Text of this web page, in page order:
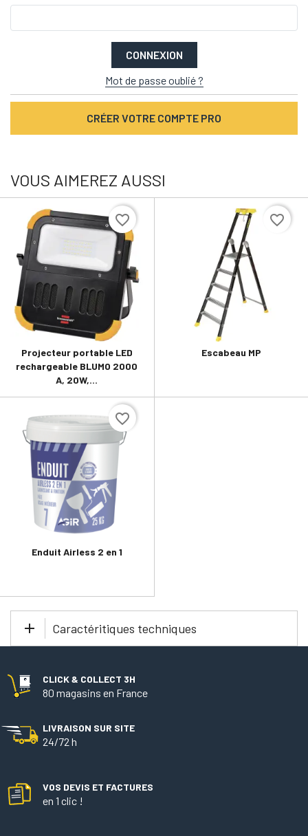
CONNEXION
Mot de passe oublié ?
CRÉER VOTRE COMPTE PRO
VOUS AIMEREZ AUSSI
Projecteur portable LED
rechargeable BLUMO 2000
A, 20W,...
favorite_border
Escabeau MP
favorite_border
Enduit Airless 2 en 1
favorite_border
Caractéritiques techniques
CLICK & COLLECT 3H
80 magasins en France
LIVRAISON SUR SITE
24/72 h
VOS DEVIS ET FACTURES
en 1 clic !